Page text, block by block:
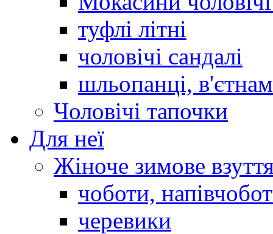
туфлі літні
чоловічі сандалі
шльопанці,
Чоловічі тапочки
Для неї
Жіноче зимове
чоботи,
черевики